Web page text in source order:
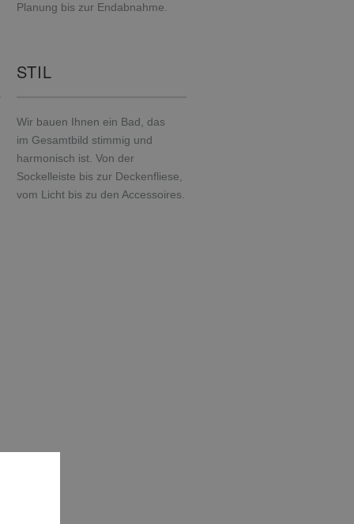
Planung bis zur Endabnahme.
STIL
Wir bauen Ihnen ein Bad, das
im Gesamtbild stimmig und
harmonisch ist. Von der
Sockelleiste bis zur Deckenfliese,
vom Licht bis zu den Accessoires.